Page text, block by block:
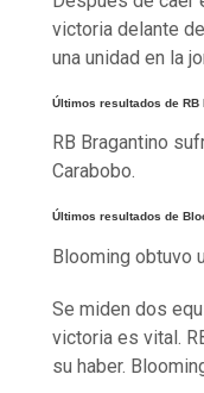
victoria delante
una unidad en la
Últimos resultados de RB
RB Bragantino
Carabobo.
Últimos resultados de
Blooming obtuvo
Se miden dos
victoria es vital.
su haber.